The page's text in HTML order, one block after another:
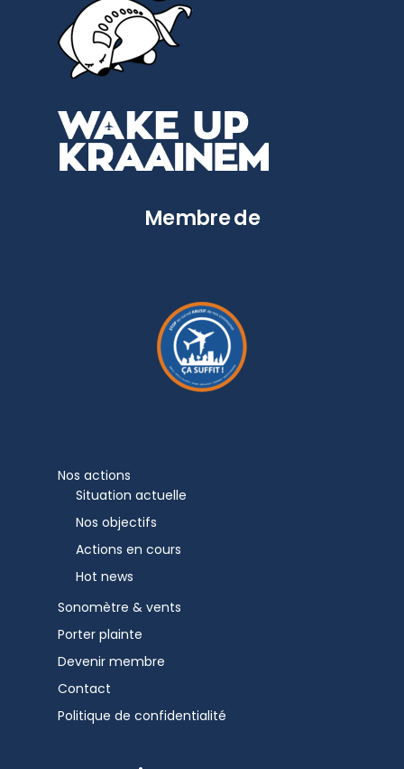
Membre de
Nos actions
Situation actuelle
Nos objectifs
Actions en cours
Hot news
Sonomètre & vents
Porter plainte
Devenir membre
Contact
Politique de confidentialité